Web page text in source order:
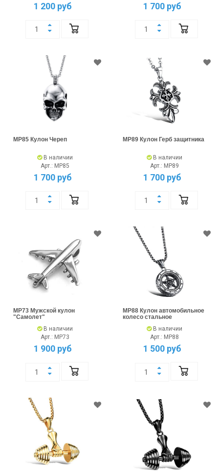
1 200 руб 1 700 руб
MP85 Кулон Череп
В наличии
Арт.: MP85
1 700 руб
MP89 Кулон Герб защитника
В наличии
Арт.: MP89
1 700 руб
MP73 Мужской кулон
"Самолет"
В наличии
Арт.: MP73
1 900 руб
MP88 Кулон автомобильное
колесо стальное
В наличии
Арт.: MP88
1 500 руб